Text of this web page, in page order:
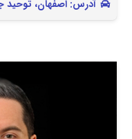
آدرس: اصفهان، توحید